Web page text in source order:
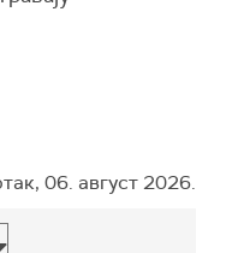
06. август 2026.